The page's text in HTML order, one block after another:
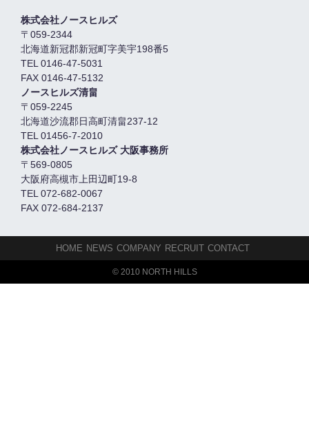
株式会社ノースヒルズ
〒059-2344
北海道新冠郡新冠町字美宇198番5
TEL 0146-47-5031
FAX 0146-47-5132
ノースヒルズ清畠
〒059-2245
北海道沙流郡日高町清畠237-12
TEL 01456-7-2010
株式会社ノースヒルズ 大阪事務所
〒569-0805
大阪府高槻市上田辺町19-8
TEL 072-682-0067
FAX 072-684-2137
HOME NEWS COMPANY RECRUIT CONTACT
© 2010 NORTH HILLS